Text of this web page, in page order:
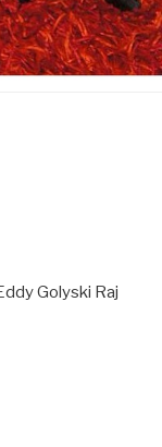
Golyski Raj